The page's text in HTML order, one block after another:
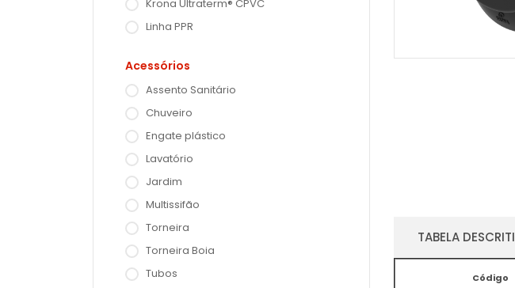
Krona Ultraterm® CPVC
Linha PPR
Acessórios
Assento Sanitário
Chuveiro
Engate plástico
Lavatório
Jardim
Multissifão
Torneira
Torneira Boia
Tubos
TABELA
Código